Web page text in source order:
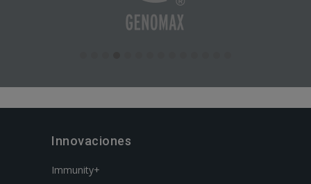
Innovaciones
Immunity+